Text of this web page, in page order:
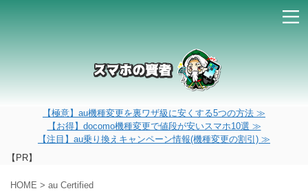
【極意】au機種変更を裏ワザ級に安くする5つの方法 ≫
【お得】docomo機種変更で値段が安いスマホ10選 ≫
【注目】au乗り換えキャンペーン情報(機種変更の割引) ≫
【PR】
HOME > au Certified